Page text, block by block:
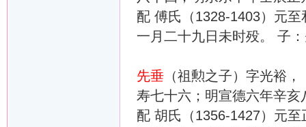
配 傅氏（1328-1403）元
一月二十九日未时殁。 子
先垂 （祖勲之子）字光裕
寿七十六；明宣德六年辛
配 胡氏（1356-1427）元